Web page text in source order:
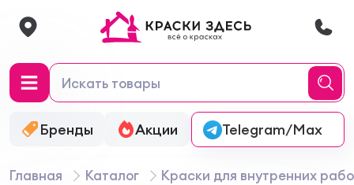
Бренды Акции Онлайн-колеровка
Telegram/Max
Главная Каталог Краски для внутренних